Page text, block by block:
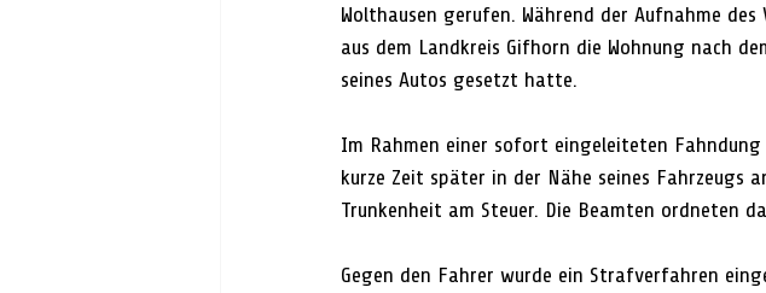
Wolthausen gerufen. Während der Aufnahme
aus dem Landkreis Gifhorn die Wohnung nach
seines Autos gesetzt hatte.
Im Rahmen einer sofort eingeleiteten
kurze Zeit später in der Nähe seines
Trunkenheit am Steuer. Die Beamten ordneten
Gegen den Fahrer wurde ein Strafverfahren